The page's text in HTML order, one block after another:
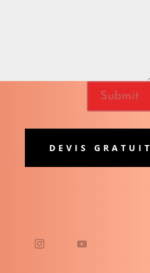
Submit
DEVIS GRATUIT